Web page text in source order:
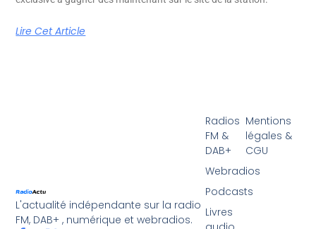
Lire Cet Article
L'actualité indépendante sur la radio
FM, DAB+ , numérique et webradios.
Radios
FM &
DAB+
Webradios
Podcasts
Livres
Mentions
légales &
CGU